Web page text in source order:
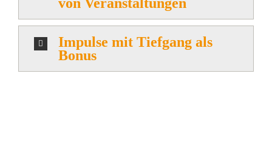
Impulse mit Tiefgang als
Bonus